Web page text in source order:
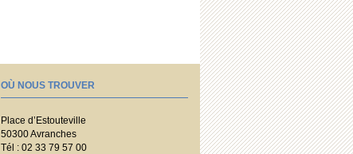
OÙ NOUS TROUVER
Place d’Estouteville
50300 Avranches
Tél : 02 33 79 57 00